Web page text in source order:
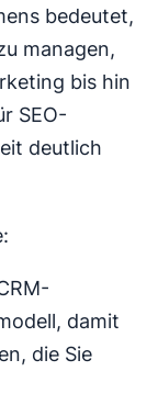
bedeutet,
managen,
bis hin
SEO-
deutlich
damit
die Sie